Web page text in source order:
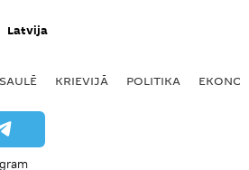
Latvija
KRIEVIJĀ POLITIKA